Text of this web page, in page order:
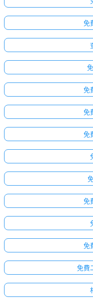
免
免
免
免
免
免
免費